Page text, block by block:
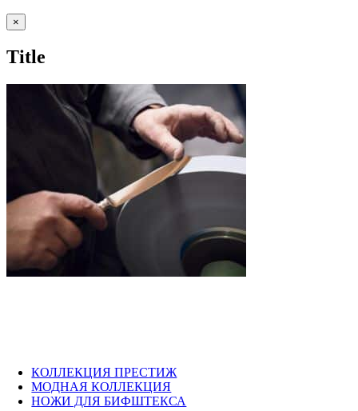
Close
product
view
×
Title
КОЛЛЕКЦИЯ ПРЕСТИЖ
МОДНАЯ КОЛЛЕКЦИЯ
НОЖИ ДЛЯ БИФШТЕКСА